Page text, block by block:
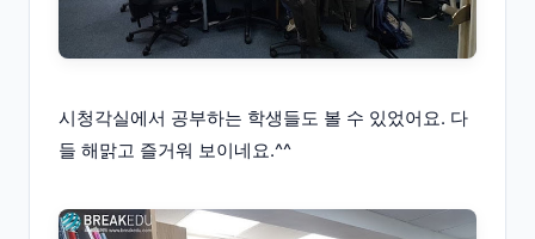
시청각실에서 공부하는 학생들도 볼 수 있었어요. 다
들 해맑고 즐거워 보이네요.^^